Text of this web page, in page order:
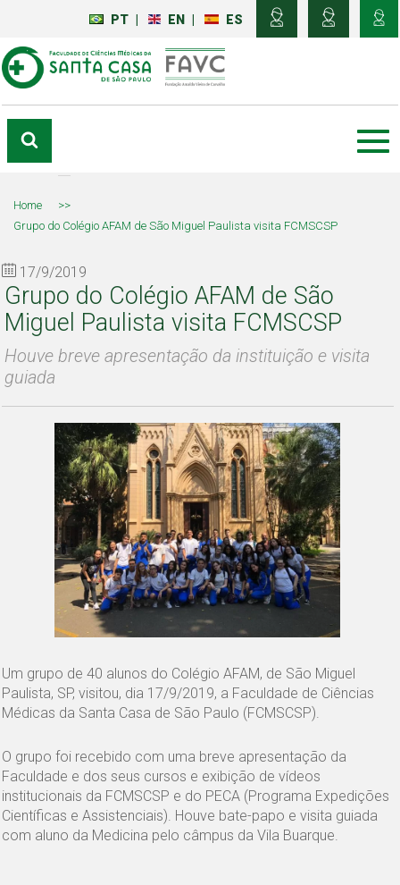
PT EN ES
Home
>>
Grupo do Colégio AFAM de São Miguel Paulista visita FCMSCSP
17/9/2019
Grupo do Colégio AFAM de São
Miguel Paulista visita FCMSCSP
Houve breve apresentação da instituição e visita
guiada
Um grupo de 40 alunos do Colégio AFAM, de São Miguel
Paulista, SP, visitou, dia 17/9/2019, a Faculdade de Ciências
Médicas da Santa Casa de São Paulo (FCMSCSP).
O grupo foi recebido com uma breve apresentação da
Faculdade e dos seus cursos e exibição de vídeos
institucionais da FCMSCSP e do PECA (Programa Expedições
Científicas e Assistenciais). Houve bate-papo e visita guiada
com aluno da Medicina pelo câmpus da Vila Buarque.